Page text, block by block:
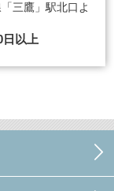
三鷹」駅北口よ
以上